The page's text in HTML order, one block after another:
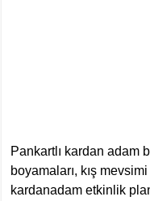
Pankartlı kardan adam
boyamaları, kış
kardanadam etkinlik